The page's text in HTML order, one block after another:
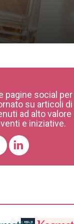
pagine social per
su articoli di
ad alto valore
e iniziative.